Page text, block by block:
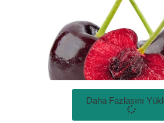
Daha Fazlasını